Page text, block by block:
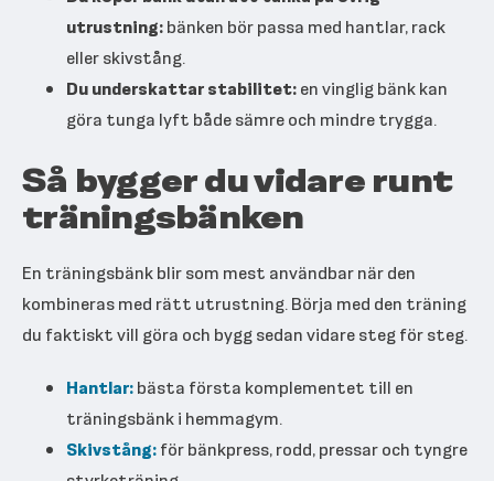
utrustning:bänken bör passa med hantlar, rack
eller skivstång.
Du underskattar stabilitet:en vinglig bänk kan
göra tunga lyft både sämre och mindre trygga.
Så bygger du vidare runt
träningsbänken
En träningsbänk blir som mest användbar när den
kombineras med rätt utrustning. Börja med den träning
du faktiskt vill göra och bygg sedan vidare steg för steg.
Hantlar:bästa första komplementet till en
träningsbänk i hemmagym.
Skivstång:för bänkpress, rodd, pressar och tyngre